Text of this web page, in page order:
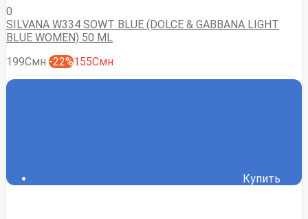
0
SILVANA W334 SOWT BLUE (DOLCE & GABBANA LIGHT
BLUE WOMEN) 50 ML
199Смн -22%155Смн
Купить